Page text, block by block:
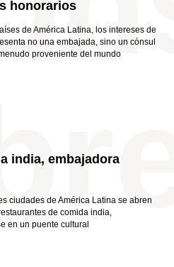
honorarios
de América Latina, los intereses de
no una embajada, sino un cónsul
proveniente del mundo
india, embajadora
ciudades de América Latina se abren
de comida india,
en un puente cultural